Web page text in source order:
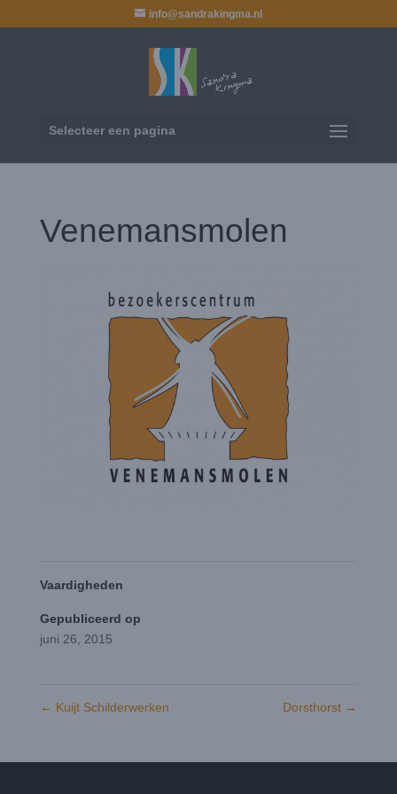
info@sandrakingma.nl
Selecteer een pagina
Venemansmolen
Vaardigheden
Gepubliceerd op
juni 26, 2015
← Kuijt Schilderwerken Dorsthorst →